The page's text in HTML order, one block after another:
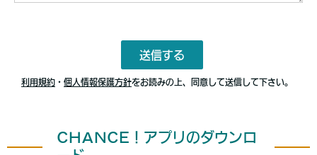
CHANCE！アプリのダウンロ